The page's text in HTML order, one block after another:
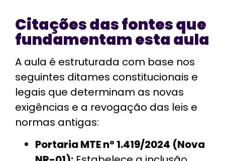
Citações das fontes que
fundamentam esta aula
A aula é estruturada com base nos
seguintes ditames constitucionais e
legais que determinam as novas
exigências e a revogação das leis e
normas antigas:
Portaria MTE nº 1.419/2024 (Nova